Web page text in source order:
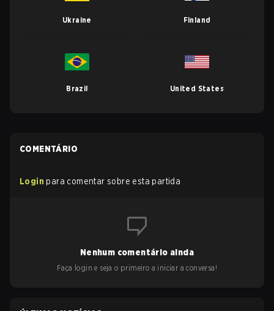
Ukraine Finland
Brazil United States
COMENTÁRIO
Login para comentar sobre esta partida
Nenhum comentário ainda
Faça login e seja o primeiro a iniciar a conversa!